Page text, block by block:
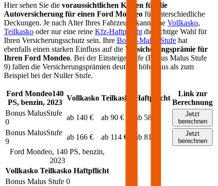
Hier sehen Sie die voraussichtlichen Kosten für die
Autoversicherung für einen Ford Mondeo für unterschiedliche
Deckungen. Je nach Alter Ihres Fahrzeugs kann eine Vollkasko,
Teilkasko oder nur eine reine Kfz-Haftpflicht die richtige Wahl für
Ihren Versicherungsschutz sein. Ihre Bonus-Malus Stufe hat
ebenfalls einen starken Einfluss auf die Versicherungsprämie für
Ihren Ford Mondeo. Bei der Einsteigerstufe (Bonus Malus Stufe
9) fallen die Versicherungsprämien deutlich höher aus als zum
Beispiel bei der Nuller Stufe.
Ford Mondeo140
PS, benzin, 2023
Vollkasko Teilkasko Haftpflicht
Link zur
Berechnung
Bonus MalusStufe
0
ab 140 € ab 90 € ab 58 €
Jetzt
berechnen
Bonus MalusStufe
9
ab 166 € ab 114 € ab 81 €
Jetzt
berechnen
Ford Mondeo, 140 PS, benzin,
2023
Vollkasko Teilkasko Haftpflicht
Bonus Malus Stufe 0